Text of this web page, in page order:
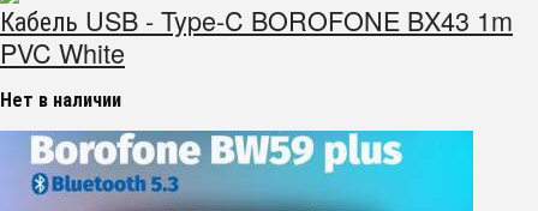
Кабель USB - Type-C BOROFONE BX43 1m
PVC White
Нет в наличии